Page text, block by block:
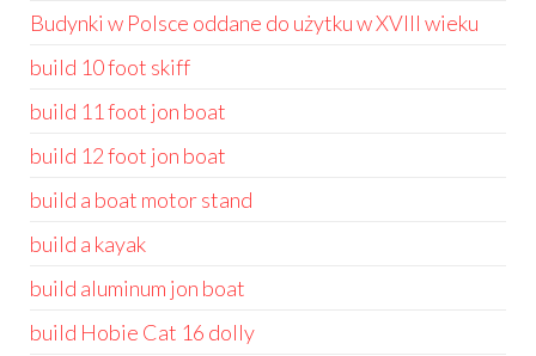
Budynki w Polsce oddane do użytku w XVIII wieku
build 10 foot skiff
build 11 foot jon boat
build 12 foot jon boat
build a boat motor stand
build a kayak
build aluminum jon boat
build Hobie Cat 16 dolly